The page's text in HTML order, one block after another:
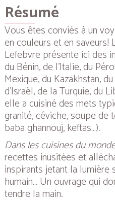
Résumé
Vous êtes conviés à un
en couleurs et en saveurs!
Lefebvre présente ici des
du Bénin, de l’Italie, du
Mexique, du Kazakhstan,
d’Israël, de la Turquie, du
elle a cuisiné des mets
granité, céviche, soupe
baba ghannouj, keftas…).
Dans les cuisines du
recettes inusitées et
inspirants jetant la lumière
humain… Un ouvrage qui
tendre la main.